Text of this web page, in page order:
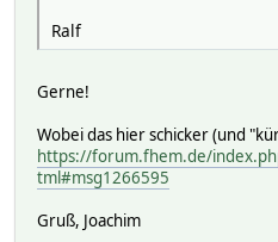
Ralf
Gerne!
Wobei das hier schicker (und
https://forum.fhem.de/
tml#msg1266595
Gruß, Joachim